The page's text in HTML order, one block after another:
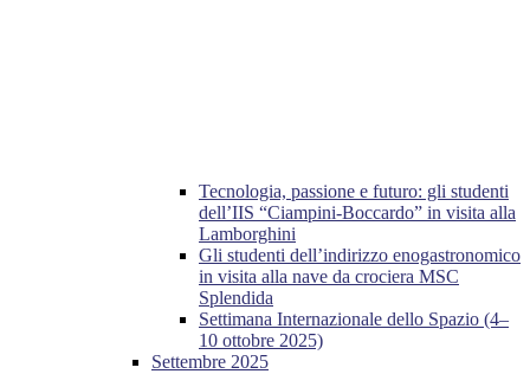
Tecnologia, passione e futuro: gli studenti
dell’IIS “Ciampini-Boccardo” in visita alla
Lamborghini
Gli studenti dell’indirizzo enogastronomico
in visita alla nave da crociera MSC
Splendida
Settimana Internazionale dello Spazio (4–
10 ottobre 2025)
Settembre 2025